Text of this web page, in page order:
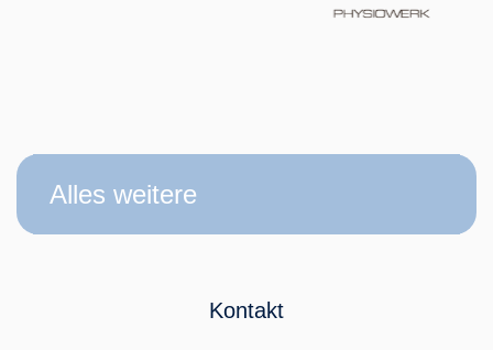
Alles weitere
Kontakt